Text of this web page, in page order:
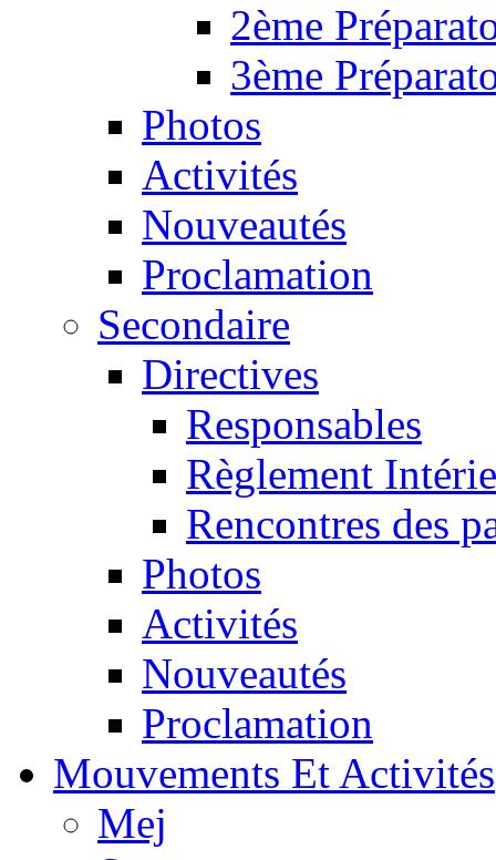
2ème
3ème
Photos
Activités
Nouveautés
Proclamation
Secondaire
Directives
Responsables
Règlement
Rencontres des
Photos
Activités
Nouveautés
Proclamation
Mouvements Et Activités
Mej